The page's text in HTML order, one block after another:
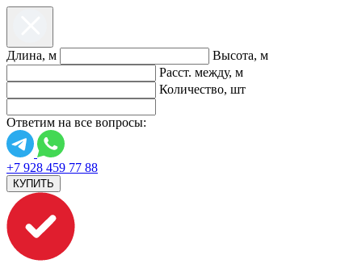
Длина, м
Высота, м
Расст. между, м
Количество, шт
Ответим на все вопросы:
+7 928 459 77 88
КУПИТЬ